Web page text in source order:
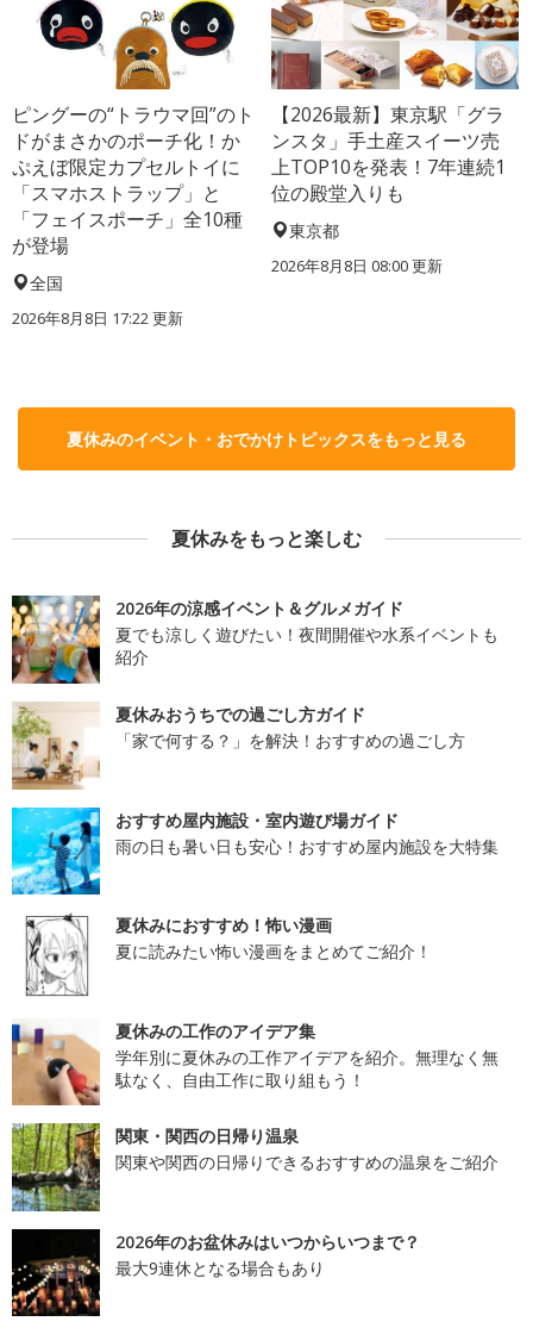
ピングーの“トラウマ回”のト
ドがまさかのポーチ化！か
ぷえぼ限定カプセルトイに
「スマホストラップ」と
「フェイスポーチ」全10種
が登場
全国
2026年8月8日 17:22更新
【2026最新】東京駅「グラ
ンスタ」手土産スイーツ売
上TOP10を発表！7年連続1
位の殿堂入りも
東京都
2026年8月8日 08:00更新
夏休みのイベント・おでかけトピックスをもっと見る
夏休みをもっと楽しむ
2026年の涼感イベント＆グルメガイド
夏でも涼しく遊びたい！夜間開催や水系イベントも
紹介
夏休みおうちでの過ごし方ガイド
「家で何する？」を解決！おすすめの過ごし方
おすすめ屋内施設・室内遊び場ガイド
雨の日も暑い日も安心！おすすめ屋内施設を大特集
夏休みにおすすめ！怖い漫画
夏に読みたい怖い漫画をまとめてご紹介！
夏休みの工作のアイデア集
学年別に夏休みの工作アイデアを紹介。無理なく無
駄なく、自由工作に取り組もう！
関東・関西の日帰り温泉
関東や関西の日帰りできるおすすめの温泉をご紹介
2026年のお盆休みはいつからいつまで？
最大9連休となる場合もあり